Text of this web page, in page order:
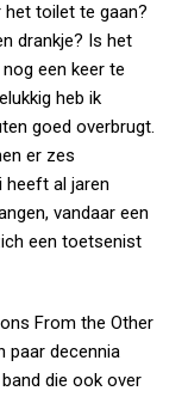
het toilet te gaan?
drankje? Is het
een keer te
heb ik
goed overbrugt.
er zes
heeft al jaren
vandaar een
een toetsenist
From the Other
paar decennia
die ook over